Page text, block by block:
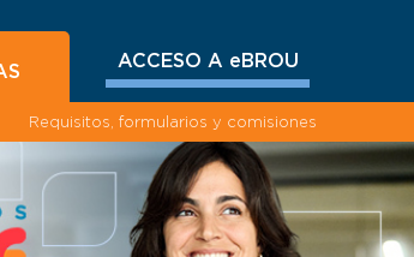
ACCESO A eBROU
Requisitos, formularios y comisiones